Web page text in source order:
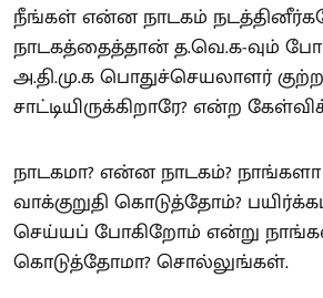
நீங்கள் என்ன நாடகம்
நாடகத்தைத்தான் த.வெ.க-வும்
அ.தி.மு.க பொதுச்செயலாளர்
சாட்டியிருக்கிறாரே? என்ற
நாடகமா? என்ன நாடகம்?
வாக்குறுதி கொடுத்தோம்?
செய்யப் போகிறோம் என்று நாங்கள்
கொடுத்தோமா? சொல்லுங்கள்.